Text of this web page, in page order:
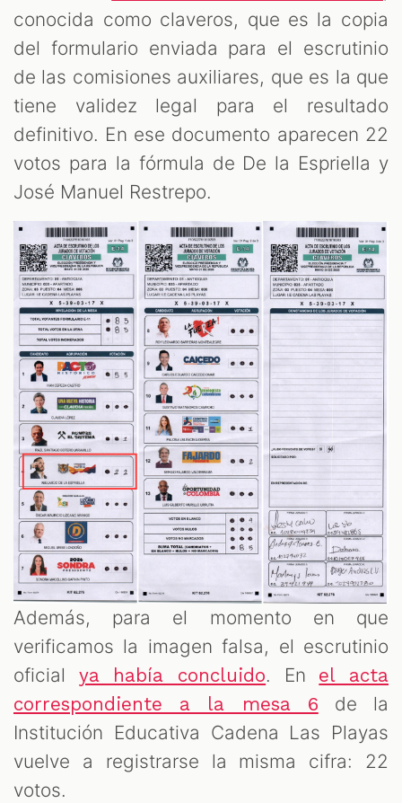
conocida como claveros, que es la copia
del formulario enviada para el escrutinio
de las comisiones auxiliares, que es la que
tiene validez legal para el resultado
definitivo. En ese documento aparecen 22
votos para la fórmula de De la Espriella y
José Manuel Restrepo.
Además, para el momento en que
verificamos la imagen falsa, el escrutinio
oficial ya había concluido. En el acta
correspondiente a la mesa 6 de la
Institución Educativa Cadena Las Playas
vuelve a registrarse la misma cifra: 22
votos.